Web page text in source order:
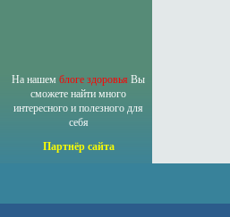
На нашем блоге здоровья Вы
сможете найти много
интересного и полезного для
себя
Партнёр сайта